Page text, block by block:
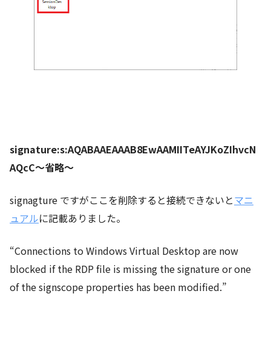
signature:s:AQABAAEAAAB8EwAAMIITeAYJKoZIhvcN
AQcC～省略～
signagture ですがここを削除すると接続できないとマニ
ュアルに記載ありました。
“Connections to Windows Virtual Desktop are now
blocked if the RDP file is missing the signature or one
of the signscope properties has been modified.”